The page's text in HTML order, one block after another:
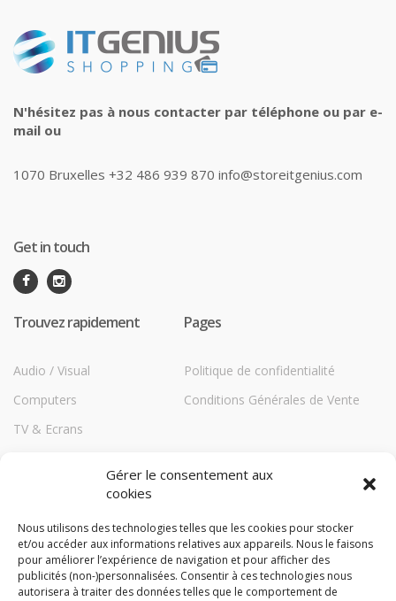
Gérer le consentement aux
cookies
Nous utilisons des technologies telles que les cookies pour stocker
et/ou accéder aux informations relatives aux appareils. Nous le faisons
pour améliorer l’expérience de navigation et pour afficher des
publicités (non-)personnalisées. Consentir à ces technologies nous
autorisera à traiter des données telles que le comportement de
N'hésitez pas à nous contacter par téléphone ou par e-
mail ou
1070 Bruxelles +32 486 939 870 info@storeitgenius.com
Get in touch
Trouvez rapidement
Audio / Visual
Computers
TV & Ecrans
Storage
TechBlog
Pages
Politique de confidentialité
Conditions Générales de Vente